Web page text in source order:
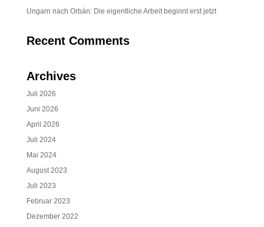
Ungarn nach Orbán: Die eigentliche Arbeit beginnt erst jetzt
Recent Comments
Archives
Juli 2026
Juni 2026
April 2026
Juli 2024
Mai 2024
August 2023
Juli 2023
Februar 2023
Dezember 2022